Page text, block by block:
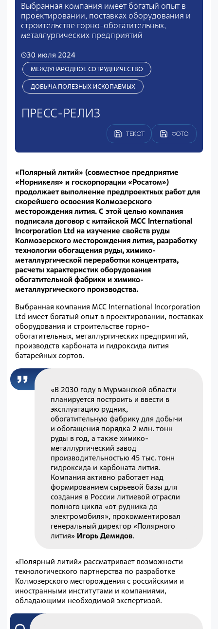
Выбранная компания имеет богатый опыт в
проектировании, поставках оборудования и
строительстве горно-обогатительных,
металлургических предприятий
30 июля 2024
МЕЖДУНАРОДНОЕ СОТРУДНИЧЕСТВО
ДОБЫЧА ПОЛЕЗНЫХ ИСКОПАЕМЫХ
ПРЕСС-РЕЛИЗ
ТЕКСТ ФОТО
«Полярный литий» (совместное предприятие
«Норникеля» и госкорпорации «Росатом»)
продолжает выполнение предпроектных работ для
скорейшего освоения Колмозерского
месторождения лития. С этой целью компания
подписала договор с китайской MCC International
Incorporation Ltd на изучение свойств руды
Колмозерского месторождения лития, разработку
технологии обогащения руды, химико-
металлургической переработки концентрата,
расчеты характеристик оборудования
обогатительной фабрики и химико-
металлургического производства.
Выбранная компания MCC International Incorporation
Ltd имеет богатый опыт в проектировании, поставках
оборудования и строительстве горно-
обогатительных, металлургических предприятий,
производств карбоната и гидроксида лития
батарейных сортов.
«В 2030 году в Мурманской области
планируется построить и ввести в
эксплуатацию рудник,
обогатительную фабрику для добычи
и обогащения порядка 2 млн. тонн
руды в год, а также химико-
металлургический завод
производительностью 45 тыс. тонн
гидроксида и карбоната лития.
Компания активно работает над
формированием сырьевой базы для
создания в России литиевой отрасли
полного цикла «от рудника до
электромобиля», прокомментировал
генеральный директор «Полярного
лития» Игорь Демидов.
«Полярный литий» рассматривает возможности
технологического партнерства по разработке
Колмозерского месторождения с российскими и
иностранными институтами и компаниями,
обладающими необходимой экспертизой.